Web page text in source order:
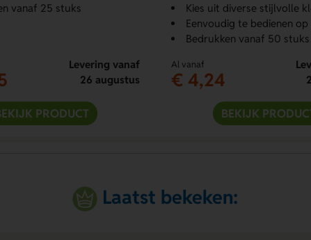
vanaf 25 stuks
Levering vanaf
26 augustus
PRODUCT
Kies uit diverse stijlvolle
Eenvoudig te bedienen
Bedrukken vanaf 50 stuks
Al vanaf
€ 4,24
BEKIJK
Laatst bekeken: